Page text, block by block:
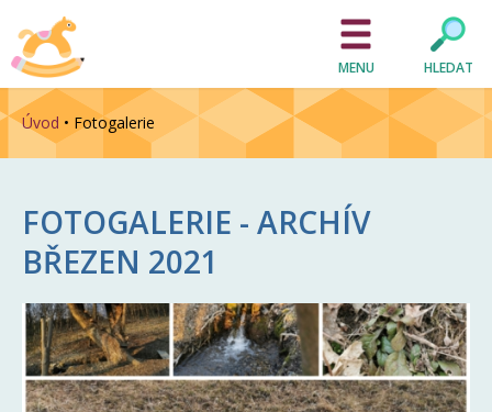
MENU HLEDAT
Úvod • Fotogalerie
FOTOGALERIE - ARCHÍV
BŘEZEN 2021